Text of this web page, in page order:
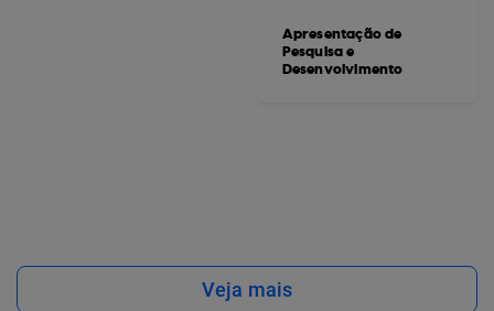
Apresentação de
Pesquisa e
Desenvolvimento
Veja mais